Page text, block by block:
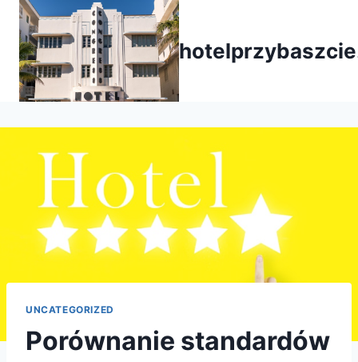
Przejdź
treści
UNCATEGORIZED
Porównanie standardów